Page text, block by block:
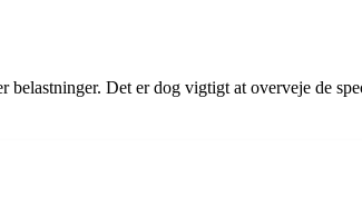
Det er dog vigtigt at overveje de